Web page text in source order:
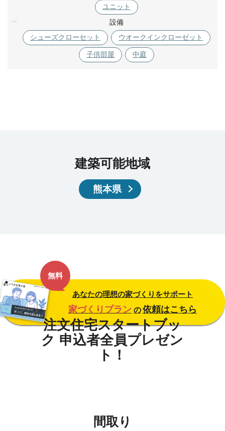
ユニット
設備
シューズクローセット
ウオークインクローゼット
子供部屋 中庭
建築可能地域
熊本県
無料
あなたの理想の家づくりをサポート
家づくりプラン の 依頼はこちら
間取り